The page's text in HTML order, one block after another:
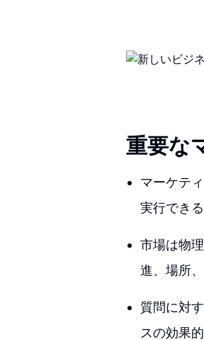
重要な
マーケテ
実行でき
市場は物
進、場所
質問に対
スの効果